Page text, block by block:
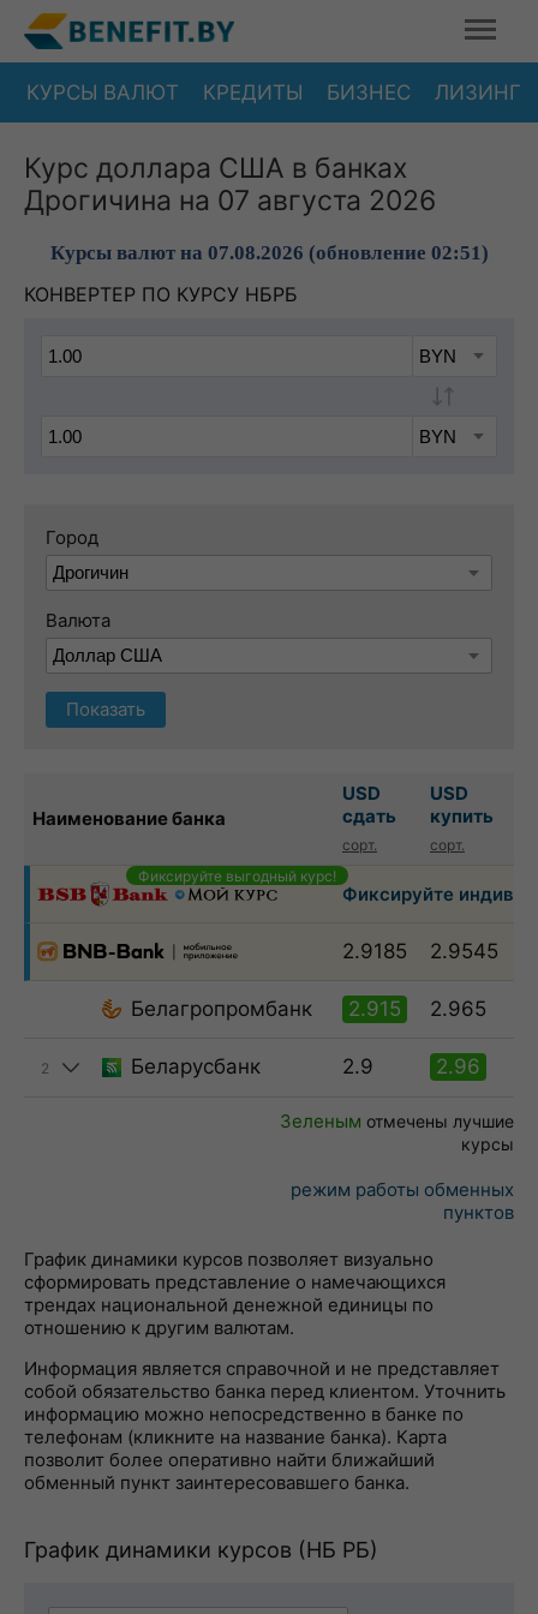
КУРСЫ ВАЛЮТ КРЕДИТЫ БИЗНЕС ЛИЗИНГ
Курс доллара США в банках
Дрогичина на 07 августа 2026
Курсы валют на 07.08.2026 (обновление 02:51)
КОНВЕРТЕР ПО КУРСУ НБРБ
Город
Валюта
Показать
Наименование банка
USD
сдать
сорт.
USD
купить
сорт.
Фиксируйте выгодный курс!
Фиксируйте
2.9185 2.9545
Белагропромбанк 2.915 2.965
2 Беларусбанк 2.9 2.96
Зеленым отмечены лучшие
курсы
режим работы обменных
пунктов
График динамики курсов позволяет визуально
сформировать представление о намечающихся
трендах национальной денежной единицы по
отношению к другим валютам.
Информация является справочной и не представляет
собой обязательство банка перед клиентом. Уточнить
информацию можно непосредственно в банке по
телефонам (кликните на название банка). Карта
позволит более оперативно найти ближайший
обменный пункт заинтересовавшего банка.
График динамики курсов (НБ РБ)